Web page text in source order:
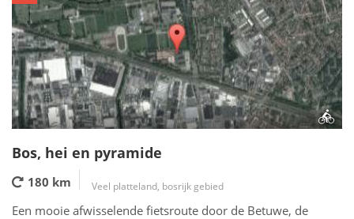
Bos, hei en pyramide
180 km Veel platteland, bosrijk gebied
Een mooie afwisselende fietsroute door de Betuwe, de